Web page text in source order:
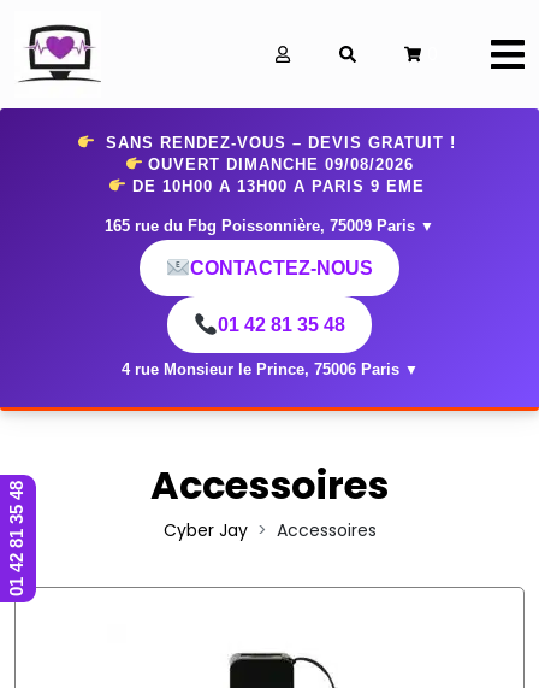
SANS RENDEZ-VOUS – DEVIS GRATUIT !
OUVERT DIMANCHE 09/08/2026
DE 10H00 A 13H00 A PARIS 9 EME
165 rue du Fbg Poissonnière, 75009 Paris ▼
CONTACTEZ-NOUS
01 42 81 35 48
4 rue Monsieur le Prince, 75006 Paris ▼
Accessoires
Cyber Jay Accessoires
01 42 81 35 48